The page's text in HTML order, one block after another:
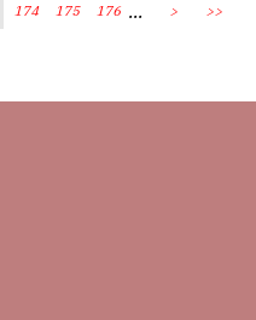
174 175 176 ... > >>